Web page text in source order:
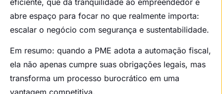
abre espaço para focar no que realmente importa:
escalar o negócio com segurança e sustentabilidade.
Em resumo: quando a PME adota a automação fiscal,
ela não apenas cumpre suas obrigações legais, mas
transforma um processo burocrático em uma